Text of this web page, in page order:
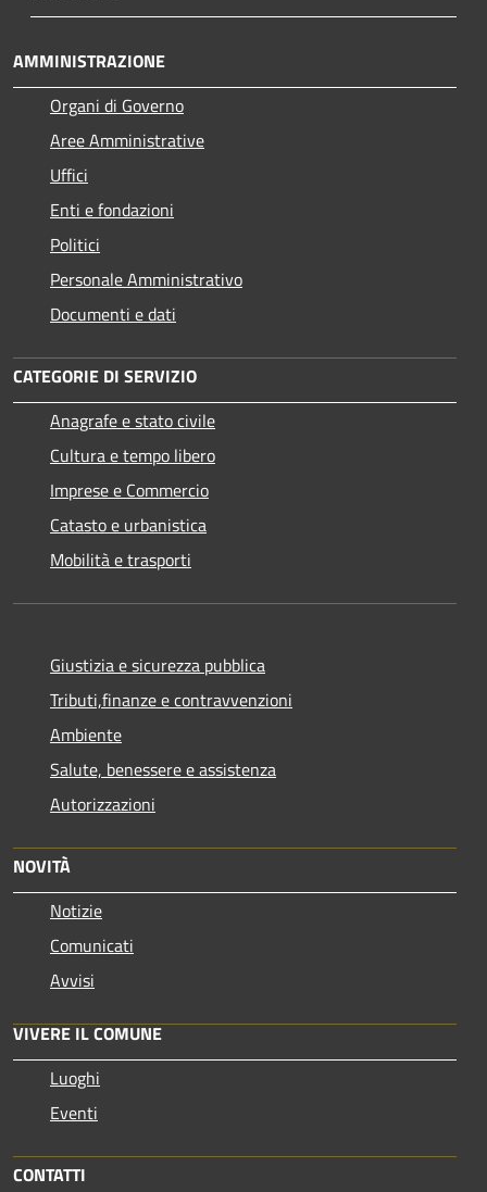
AMMINISTRAZIONE
Organi di Governo
Aree Amministrative
Uffici
Enti e fondazioni
Politici
Personale Amministrativo
Documenti e dati
CATEGORIE DI SERVIZIO
Anagrafe e stato civile
Cultura e tempo libero
Imprese e Commercio
Catasto e urbanistica
Mobilità e trasporti
Giustizia e sicurezza pubblica
Tributi,finanze e contravvenzioni
Ambiente
Salute, benessere e assistenza
Autorizzazioni
NOVITÀ
Notizie
Comunicati
Avvisi
VIVERE IL COMUNE
Luoghi
Eventi
CONTATTI